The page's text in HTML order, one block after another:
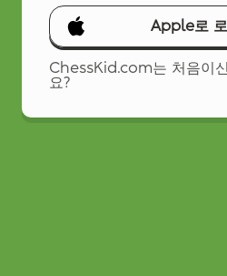
Apple로
ChessKid.com는 처음이
요?